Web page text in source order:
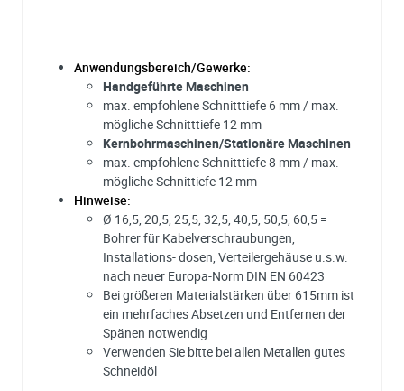
Anwendungsbereich/Gewerke:
Handgeführte Maschinen
max. empfohlene Schnitttiefe 6 mm / max.
mögliche Schnitttiefe 12 mm
Kernbohrmaschinen/Stationäre Maschinen
max. empfohlene Schnitttiefe 8 mm / max.
mögliche Schnittiefe 12 mm
Hinweise:
Ø 16,5, 20,5, 25,5, 32,5, 40,5, 50,5, 60,5 =
Bohrer für Kabelverschraubungen,
Installations- dosen, Verteilergehäuse u.s.w.
nach neuer Europa-Norm DIN EN 60423
Bei größeren Materialstärken über 615mm ist
ein mehrfaches Absetzen und Entfernen der
Spänen notwendig
Verwenden Sie bitte bei allen Metallen gutes
Schneidöl